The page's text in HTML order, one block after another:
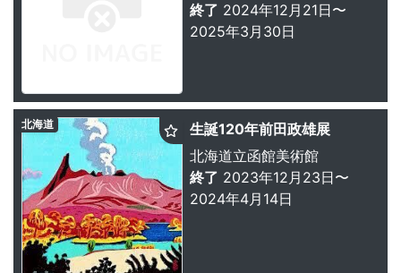
終了 2024年12月21日〜
2025年3月30日
生誕120年前田政雄展
北海道立函館美術館
終了 2023年12月23日〜
2024年4月14日
北海道